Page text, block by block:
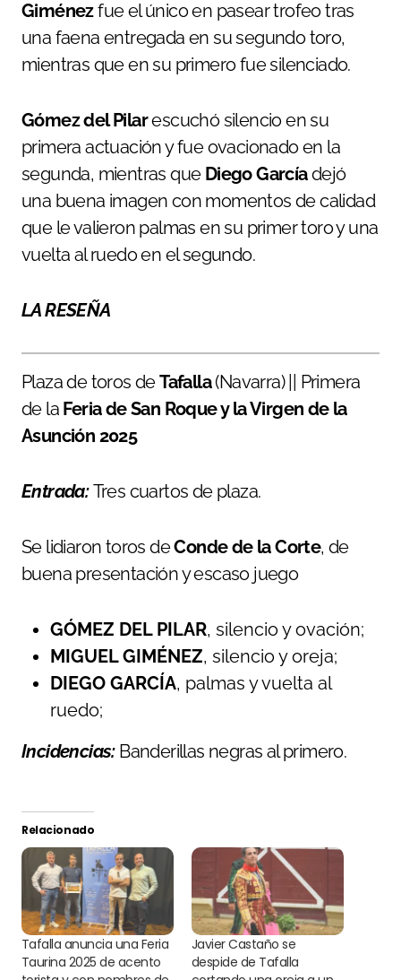
Giménezfue el único en pasear trofeo tras
una faena entregada en su segundo toro,
mientras que en su primero fue silenciado.
Gómez del Pilarescuchó silencio en su
primera actuación y fue ovacionado en la
segunda, mientras que Diego Garcíadejó
una buena imagen con momentos de calidad
que le valieron palmas en su primer toro y una
vuelta al ruedo en el segundo.
LA RESEÑA
Plaza de toros deTafalla(Navarra) || Primera
de la Feria de San Roque y la Virgen de la
Asunción 2025
Entrada:Tres cuartos de plaza.
Se lidiaron toros deConde de la Corte, de
buena presentación y escaso juego
GÓMEZ DEL PILAR, silencio y ovación;
MIGUEL GIMÉNEZ, silencio y oreja;
DIEGO GARCÍA, palmas y vuelta al
ruedo;
Incidencias:Banderillas negras al primero.
Relacionado
Tafalla anuncia una Feria
Taurina 2025 de acento
Javier Castaño se
despide de Tafalla